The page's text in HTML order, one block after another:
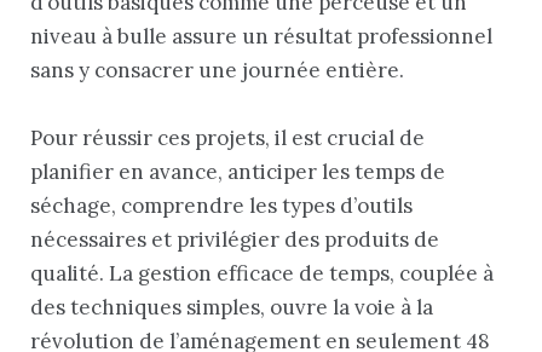
niveau à bulle assure un résultat professionnel
sans y consacrer une journée entière.
Pour réussir ces projets, il est crucial de
planifier en avance, anticiper les temps de
séchage, comprendre les types d’outils
nécessaires et privilégier des produits de
qualité. La gestion efficace de temps, couplée à
des techniques simples, ouvre la voie à la
révolution de l’aménagement en seulement 48